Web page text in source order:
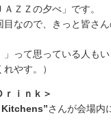
ＺＺの夕べ」です。
なので、きっと皆さ
って思っている人も
やす。）
ｉｎｋ＞
Kitchens”さんが会場内